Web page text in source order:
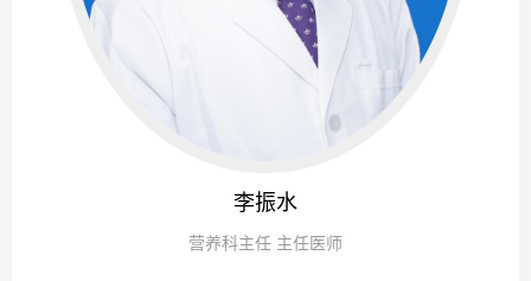
李振水
营养科主任 主任医师